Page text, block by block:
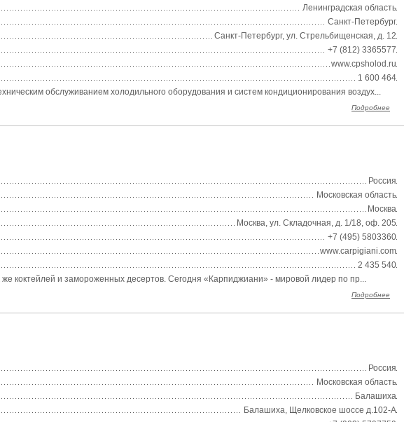
Ленинградская область
Санкт-Петербург
Санкт-Петербург, ул. Стрельбищенская, д. 12
+7 (812) 3365577
www.cpsholod.ru
1 600 464
обслуживанием холодильного оборудования и систем кондиционирования воздух...
Подробнее
Россия
Московская область
Москва
Москва, ул. Складочная, д. 1/18, оф. 205
+7 (495) 5803360
www.carpigiani.com
2 435 540
коктейлей и замороженных десертов. Сегодня «Карпиджиани» - мировой лидер по пр...
Подробнее
Россия
Московская область
Балашиха
Балашиха, Щелковское шоссе д.102-А